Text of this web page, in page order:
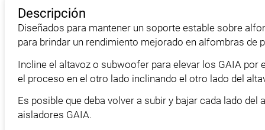
Descripción
Diseñados para mantener un soporte estable sobre
para brindar un rendimiento mejorado en alfombras
Incline el altavoz o subwoofer para elevar los GAIA
el proceso en el otro lado inclinando el otro lado del
Es posible que deba volver a subir y bajar cada lado
aisladores GAIA.